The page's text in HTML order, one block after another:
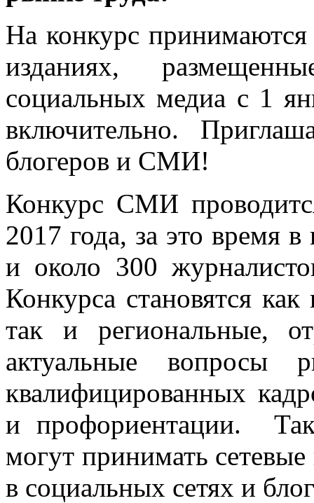
На конкурс
изданиях,
социальных медиа с 1
включительно.
блогеров и СМИ!
Конкурс СМИ
2017 года, за это время
и около 300
Конкурса становятся
так и региональные,
актуальные вопросы
квалифицированных
и профориентации.
могут принимать
в социальных сетях и